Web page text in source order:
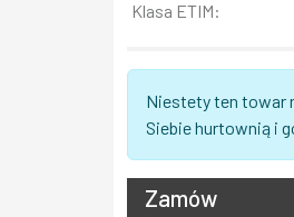
Klasa ETIM:
Niestety ten towar
Siebie hurtownią i
Zamów